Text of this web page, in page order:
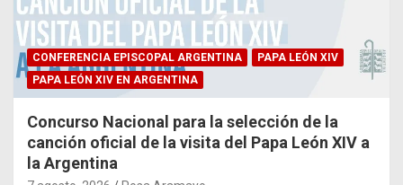
CONFERENCIA EPISCOPAL ARGENTINA
PAPA LEÓN XIV
PAPA LEÓN XIV EN ARGENTINA
Concurso Nacional para la selección de la
canción oficial de la visita del Papa León XIV a
la Argentina